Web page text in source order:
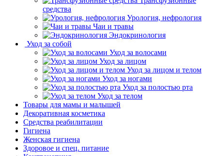
средства
Урология, нефрология
Чаи и травы
Эндокринология
Уход за собой
Уход за волосами
Уход за лицом
Уход за лицом и телом
Уход за ногами
Уход за полостью рта
Уход за телом
Товары для мамы и малышей
Декоративная косметика
Средства реабилитации
Гигиена
Женская гигиена
Здоровое и спец. питание